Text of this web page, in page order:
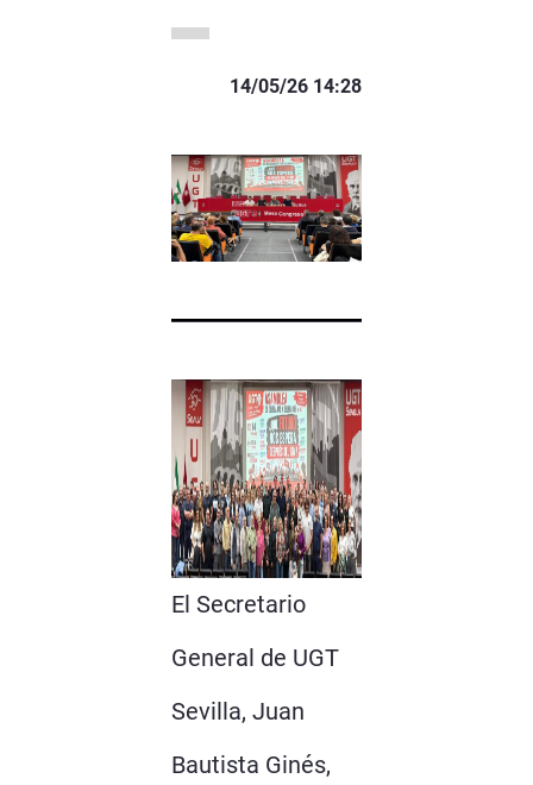
14/05/26 14:28
El Secretario
General de UGT
Sevilla, Juan
Bautista Ginés,